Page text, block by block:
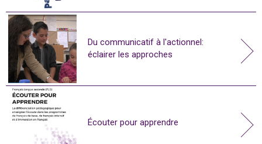
Du communicatif à l'actionnel:
éclairer les approches
Écouter pour apprendre